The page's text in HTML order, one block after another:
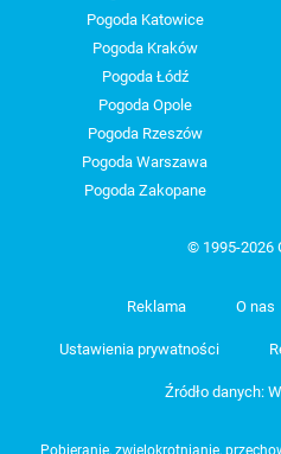
Pogoda Katowice
Pogoda Kraków
Pogoda Łódź
Pogoda Opole
Pogoda Rzeszów
Pogoda Warszawa
Pogoda Zakopane
© 1995-2026
Reklama O nas
Ustawienia prywatności
Źródło danych:
Pobieranie, zwielokrotnianie,